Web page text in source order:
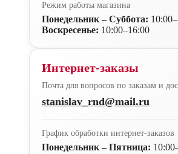
Режим работы магазина
Понедельник – Суббота:
Воскресенье: 10:00–16:00
Интернет-заказы
Почта для вопросов по заказам и
stanislav_rnd@mail.ru
График обработки интернет-заказов
Понедельник – Пятница: